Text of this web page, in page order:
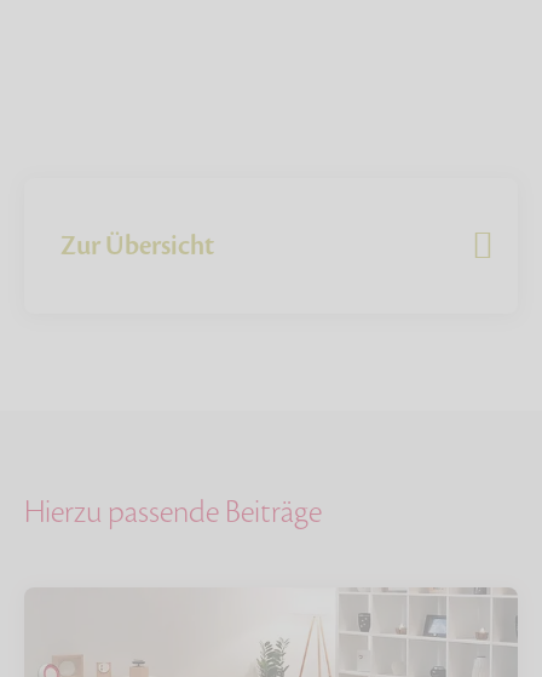
Zur Übersicht
Hierzu passende Beiträge